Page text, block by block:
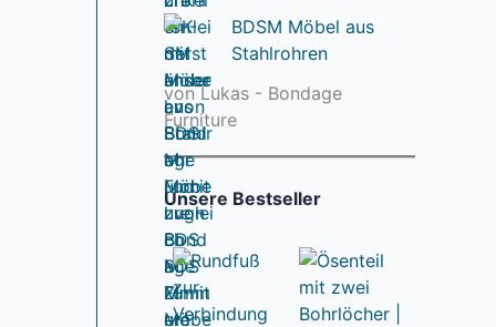
BDSM Möbel aus
Stahlrohren
von Lukas - Bondage
Furniture
Unsere Bestseller